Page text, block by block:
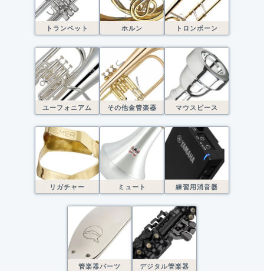
トランペット ホルン トロンボーン
ユーフォニアム その他金管楽器 マウスピース
リガチャー ミュート 練習用消音器
管楽器パーツ デジタル管楽器